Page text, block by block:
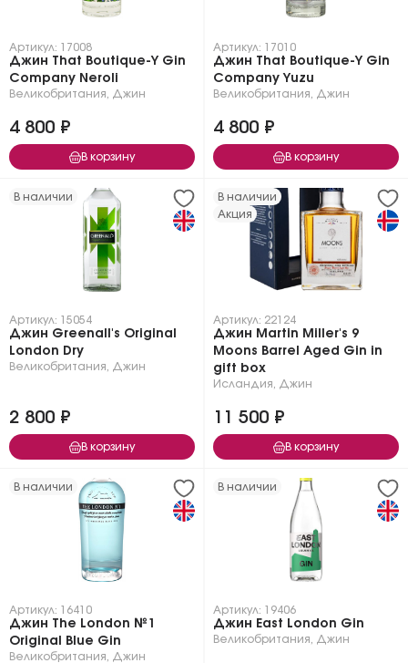
Артикул: 17008
Джин That Boutique-Y Gin
Company Neroli
Великобритания Джин
4 800 ₽
В корзину
Артикул: 17010
Джин That Boutique-Y Gin
Company Yuzu
Великобритания Джин
4 800 ₽
В корзину
В наличии
Артикул: 15054
Джин Greenall's Original
London Dry
Великобритания Джин
2 800 ₽
В корзину
В наличии
Акция
Артикул: 22124
Джин Martin Miller's 9
Moons Barrel Aged Gin in
gift box
Исландия Джин
11 500 ₽
В корзину
В наличии
Артикул: 16410
Джин The London №1
Original Blue Gin
Великобритания Джин
В наличии
Артикул: 19406
Джин East London Gin
Великобритания Джин